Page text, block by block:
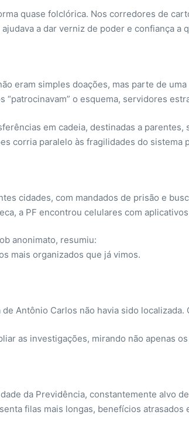
quase folclórica. Nos corredores de
a dar verniz de poder e confiança a
eram simples doações, mas parte de
“patrocinavam” o esquema, servidores
em cadeia, destinadas a
corria paralelo às fragilidades do sistema
cidades, com mandados de prisão e
a PF encontrou celulares com
anonimato, resumiu:
mais organizados que já vimos.
Antônio Carlos não havia sido
as investigações, mirando não apenas
da Previdência, constantemente alvo
filas mais longas, benefícios